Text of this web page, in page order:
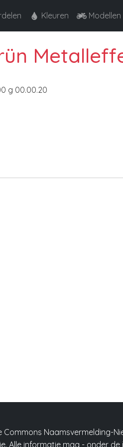
Kleuren Modellen
Commons Naamsvermelding-
Alle informatie mag - onder de